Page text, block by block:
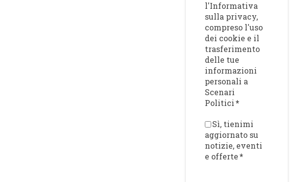
l'Informativa
sulla privacy,
compreso l'uso
dei cookie e il
trasferimento
delle tue
informazioni
personali a
Scenari
Politici*
Sì, tienimi
aggiornato su
notizie, eventi
e offerte*